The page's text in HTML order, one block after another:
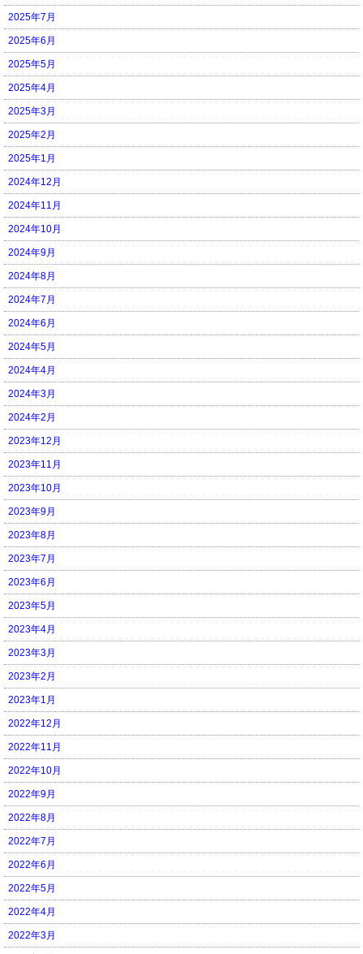
2025年7月
2025年6月
2025年5月
2025年4月
2025年3月
2025年2月
2025年1月
2024年12月
2024年11月
2024年10月
2024年9月
2024年8月
2024年7月
2024年6月
2024年5月
2024年4月
2024年3月
2024年2月
2023年12月
2023年11月
2023年10月
2023年9月
2023年8月
2023年7月
2023年6月
2023年5月
2023年4月
2023年3月
2023年2月
2023年1月
2022年12月
2022年11月
2022年10月
2022年9月
2022年8月
2022年7月
2022年6月
2022年5月
2022年4月
2022年3月